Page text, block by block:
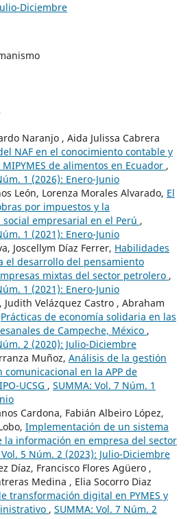
Diciembre
Naranjo , Aida Julissa Cabrera
NAF en el conocimiento contable y
de alimentos en Ecuador ,
1 (2026): Enero-Junio
León, Lorenza Morales Alvarado, El
por impuestos y la
empresarial en el Perú ,
1 (2021): Enero-Junio
Joscellym Díaz Ferrer, Habilidades
el desarrollo del pensamiento
mixtas del sector petrolero ,
1 (2021): Enero-Junio
Judith Velázquez Castro , Abraham
Prácticas de economía solidaria en las
de Campeche, México ,
2 (2020): Julio-Diciembre
Muñoz, Análisis de la gestión
en la APP de
UCSG , SUMMA: Vol. 7 Núm. 1
Cardona, Fabián Albeiro López,
Implementación de un sistema
la información en empresa del sector
5 Núm. 2 (2023): Julio-Diciembre
Díaz, Francisco Flores Agüero ,
Medina , Elia Socorro Diaz
transformación digital en PYMES y
, SUMMA: Vol. 7 Núm. 2